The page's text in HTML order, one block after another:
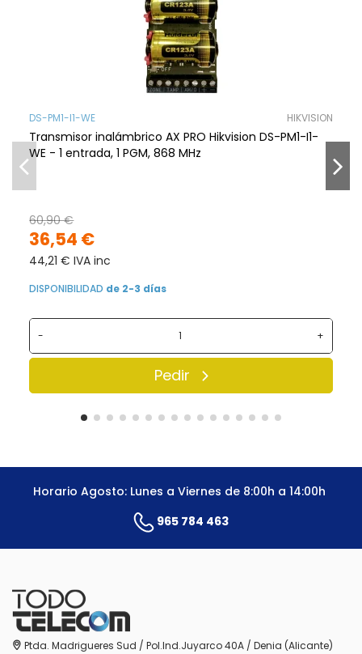
DS-PM1-I1-WE HIKVISION
Transmisor inalámbrico AX PRO Hikvision DS-PM1-I1-
WE - 1 entrada, 1 PGM, 868 MHz
36,54 €
60,90 €
44,21 € IVA inc
DISPONIBILIDAD de 2-3 días
- +
Pedir
Horario Agosto: Lunes a Viernes de 8:00h a 14:00h
965 784 463
Ptda. Madrigueres Sud / Pol.Ind.Juyarco 40A / Denia (Alicante)